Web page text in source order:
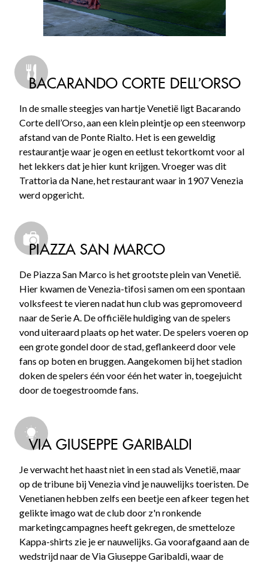
BACARANDO CORTE DELL’ORSO
In de smalle steegjes van hartje Venetië ligt Bacarando
Corte dell’Orso, aan een klein pleintje op een steenworp
afstand van de Ponte Rialto. Het is een geweldig
restaurantje waar je ogen en eetlust tekortkomt voor al
het lekkers dat je hier kunt krijgen. Vroeger was dit
Trattoria da Nane, het restaurant waar in 1907 Venezia
werd opgericht.
PIAZZA SAN MARCO
De Piazza San Marco is het grootste plein van Venetië.
Hier kwamen de Venezia-tifosi samen om een spontaan
volksfeest te vieren nadat hun club was gepromoveerd
naar de Serie A. De officiële huldiging van de spelers
vond uiteraard plaats op het water. De spelers voeren op
een grote gondel door de stad, geflankeerd door vele
fans op boten en bruggen. Aangekomen bij het stadion
doken de spelers één voor één het water in, toegejuicht
door de toegestroomde fans.
VIA GIUSEPPE GARIBALDI
Je verwacht het haast niet in een stad als Venetië, maar
op de tribune bij Venezia vind je nauwelijks toeristen. De
Venetianen hebben zelfs een beetje een afkeer tegen het
gelikte imago wat de club door z'n ronkende
marketingcampagnes heeft gekregen, de smetteloze
Kappa-shirts zie je er nauwelijks. Ga voorafgaand aan de
wedstrijd naar de Via Giuseppe Garibaldi, waar de